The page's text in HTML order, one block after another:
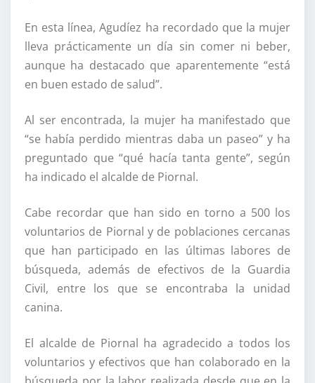
En esta línea, Agudíez ha recordado que la mujer
lleva prácticamente un día sin comer ni beber,
aunque ha destacado que aparentemente “está
en buen estado de salud”.
Al ser encontrada, la mujer ha manifestado que
“se había perdido mientras daba un paseo” y ha
preguntado que “qué hacía tanta gente”, según
ha indicado el alcalde de Piornal.
Cabe recordar que han sido en torno a 500 los
voluntarios de Piornal y de poblaciones cercanas
que han participado en las últimas labores de
búsqueda, además de efectivos de la Guardia
Civil, entre los que se encontraba la unidad
canina.
El alcalde de Piornal ha agradecido a todos los
voluntarios y efectivos que han colaborado en la